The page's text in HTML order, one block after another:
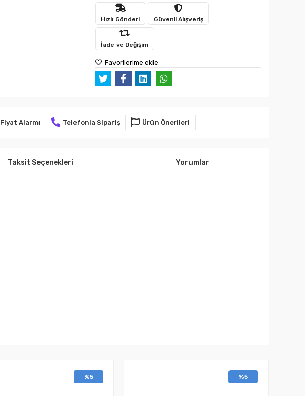
Hızlı Gönderi Güvenli Alışveriş
İade ve Değişim
Favorilerime ekle
Fiyat Alarmı Telefonla Sipariş Ürün Önerileri
Taksit Seçenekleri Yorumlar
%5 %5